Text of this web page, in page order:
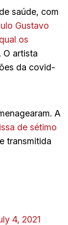
saúde, com
Gustavo
os
O artista
da covid-
A
de sétimo
transmitida
4, 2021